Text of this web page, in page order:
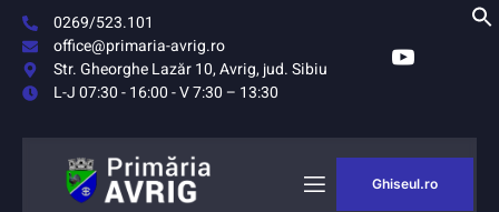
0269/523.101
office@primaria-avrig.ro
Str. Gheorghe Lazăr 10, Avrig, jud. Sibiu
L-J 07:30 - 16:00 - V 7:30 – 13:30
Ghiseul.ro